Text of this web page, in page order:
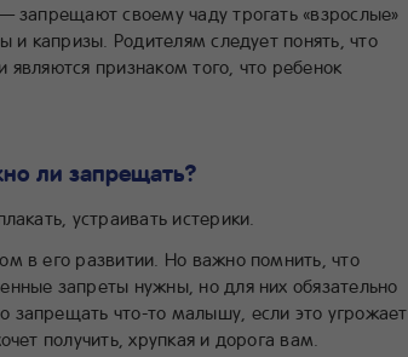
запрещают своему чаду трогать «взрослые»
капризы. Родителям следует понять, что
являются признаком того, что ребенок
ли запрещать?
устраивать истерики.
в его развитии. Но важно помнить, что
запреты нужны, но для них обязательно
что-то малышу, если это угрожает
получить, хрупкая и дорога вам.